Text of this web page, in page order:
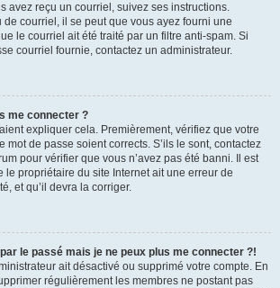
avez reçu un courriel, suivez ses instructions.
de courriel, il se peut que vous ayez fourni une
le courriel ait été traité par un filtre anti-spam. Si
courriel fournie, contactez un administrateur.
me connecter ?
expliquer cela. Premièrement, vérifiez que votre
mot de passe soient corrects. S’ils le sont, contactez
pour vérifier que vous n’avez pas été banni. Il est
le propriétaire du site Internet ait une erreur de
et qu’il devra la corriger.
le passé mais je ne peux plus me connecter ?!
ait désactivé ou supprimé votre compte. En
régulièrement les membres ne postant pas